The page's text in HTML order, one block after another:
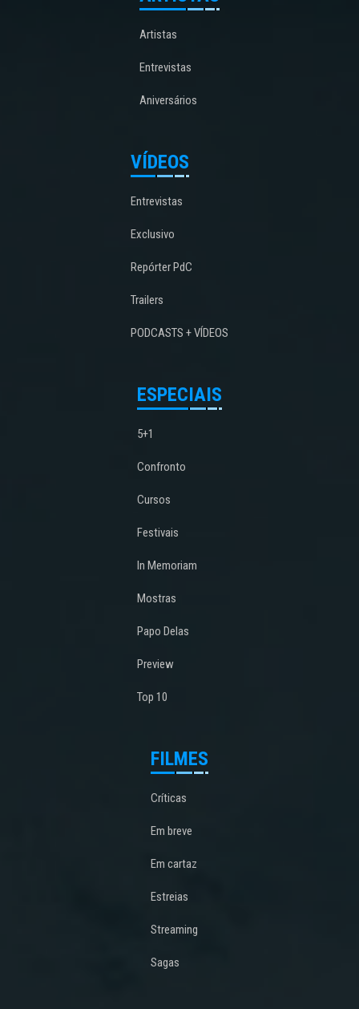
Artistas
Entrevistas
Aniversários
VÍDEOS
Entrevistas
Exclusivo
Repórter PdC
Trailers
PODCASTS + VÍDEOS
ESPECIAIS
5+1
Confronto
Cursos
Festivais
In Memoriam
Mostras
Papo Delas
Preview
Top 10
FILMES
Críticas
Em breve
Em cartaz
Estreias
Streaming
Sagas